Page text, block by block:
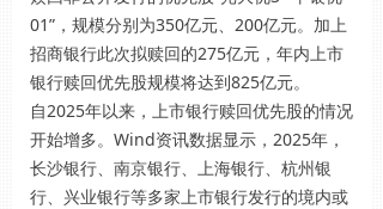
01”，规模分别为350亿元、200亿元。加上
招商银行此次拟赎回的275亿元，年内上市
银行赎回优先股规模将达到825亿元。
自2025年以来，上市银行赎回优先股的情况
开始增多。Wind资讯数据显示，2025年，
长沙银行、南京银行、上海银行、杭州银
行、兴业银行等多家上市银行发行的境内或